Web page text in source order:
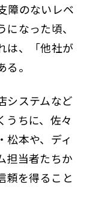
障のないレベ
なった頃、
は、「他社が
。
システムなど
うちに、佐々
松本や、ディ
担当者たちか
頼を得ること